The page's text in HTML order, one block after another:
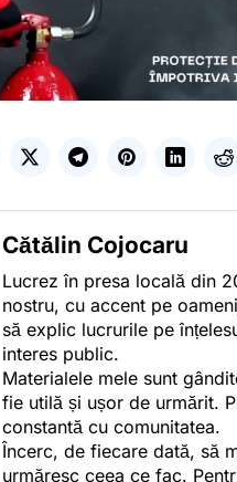
Cătălin Cojocaru
Lucrez în presa locală din
nostru, cu accent pe
să explic lucrurile pe
interes public.
Materialele mele sunt
fie utilă și ușor de urmărit.
constantă cu comunitatea.
Încerc, de fiecare dată, să
urmăresc ceea ce fac.